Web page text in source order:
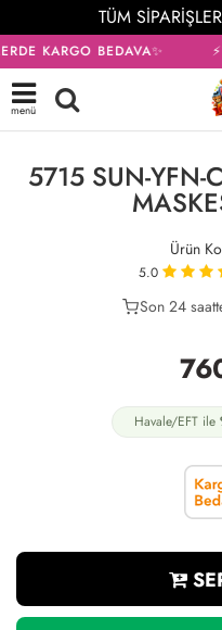
TÜM
KARGO BEDAVA✨
menü
5715 SUN-YFN-
Ürün
5.0
37
Son 24
Havale/EFT ile